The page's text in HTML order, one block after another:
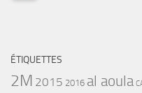
ÉTIQUETTES
2M 2015 2016 al aoula